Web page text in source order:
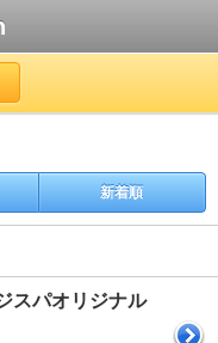
新着順
スパオリジナル